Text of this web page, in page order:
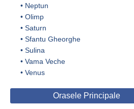
• Neptun
• Olimp
• Saturn
• Sfantu Gheorghe
• Sulina
• Vama Veche
• Venus
Orasele Principale